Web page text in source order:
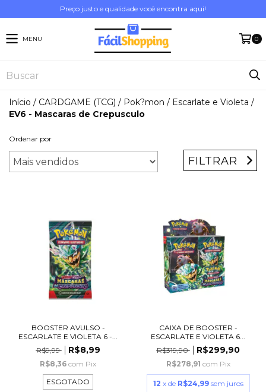
Preço justo e qualidade você encontra aqui!
MENU 0
Início / CARDGAME (TCG) / Pok?mon / Escarlate e Violeta /
EV6 - Mascaras de Crepusculo
Ordenar por
FILTRAR
BOOSTER AVULSO -
ESCARLATE E VIOLETA 6 -...
R$9,99
R$8,99
R$8,36 com Pix
ESGOTADO
CAIXA DE BOOSTER -
ESCARLATE E VIOLETA 6...
R$319,90
R$299,90
R$278,91 com Pix
12 x de R$24,99 sem juros